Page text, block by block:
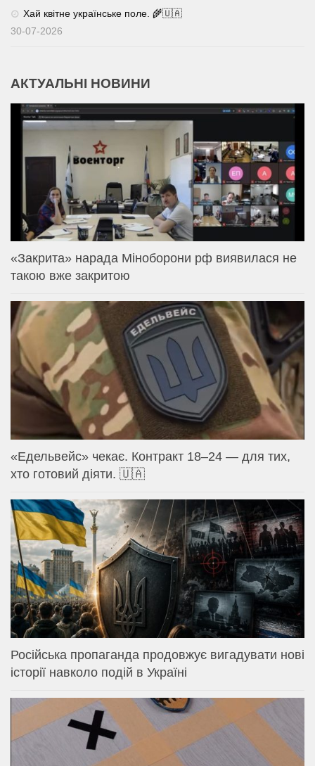
Хай квітне українське поле. 🌾🇺🇦
30-07-2026
АКТУАЛЬНІ НОВИНИ
«Закрита» нарада Міноборони рф виявилася не
такою вже закритою
«Едельвейс» чекає. Контракт 18–24 — для тих,
хто готовий діяти. 🇺🇦
Російська пропаганда продовжує вигадувати нові
історії навколо подій в Україні